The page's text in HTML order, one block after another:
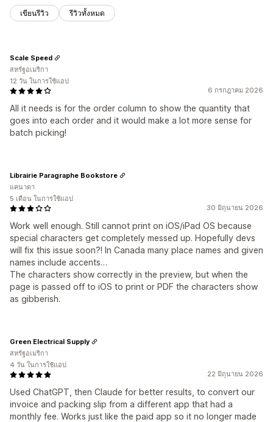
เขียนรีวิว รีวิวทั้งหมด
6 กรกฎาคม 2026
All it needs is for the order column to show the quantity that
goes into each order and it would make a lot more sense for
batch picking!
Scale Speed
สหรัฐอเมริกา
12 วัน ในการใช้แอป
30 มิถุนายน 2026
Work well enough. Still cannot print on iOS/iPad OS because
special characters get completely messed up. Hopefully devs
will fix this issue soon?! In Canada many place names and given
names include accents…
The characters show correctly in the preview, but when the
page is passed off to iOS to print or PDF the characters show
as gibberish.
Librairie Paragraphe Bookstore
แคนาดา
5 เดือน ในการใช้แอป
22 มิถุนายน 2026
Used ChatGPT, then Claude for better results, to convert our
invoice and packing slip from a different app that had a
monthly fee. Works just like the paid app so it no longer made
Green Electrical Supply
สหรัฐอเมริกา
4 วัน ในการใช้แอป